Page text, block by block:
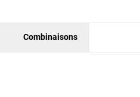
Combinaisons